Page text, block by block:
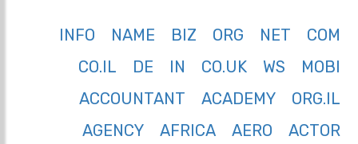
COM
NET
ORG
BIZ
NAME
INFO
MOBI
WS
CO.UK
IN
DE
CO.IL
ORG.IL
ACADEMY
ACCOUNTANT
ACTOR
AERO
AFRICA
AGENCY